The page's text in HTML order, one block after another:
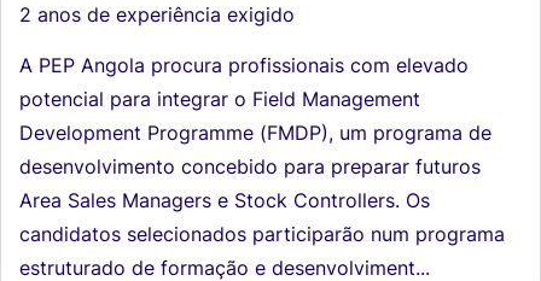
2 anos de experiência exigido
A PEP Angola procura profissionais com elevado
potencial para integrar o Field Management
Development Programme (FMDP), um programa de
desenvolvimento concebido para preparar futuros
Area Sales Managers e Stock Controllers. Os
candidatos selecionados participarão num programa
estruturado de formação e desenvolviment...